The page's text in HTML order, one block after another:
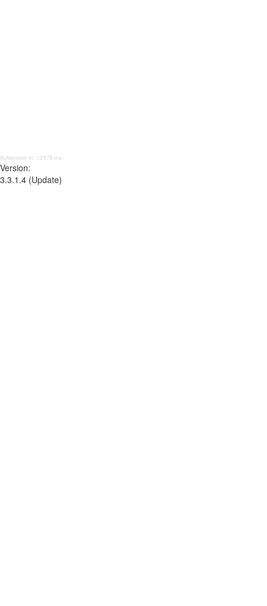
Aufbereitet in: 13’579 ms;
Version:
3.3.1.4 (Update)